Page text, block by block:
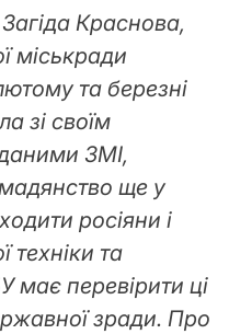
Краснова,
міськради
та березні
зі своїм
ЗМІ,
ще у
росіяни і
техніки та
має перевірити ці
зради. Про